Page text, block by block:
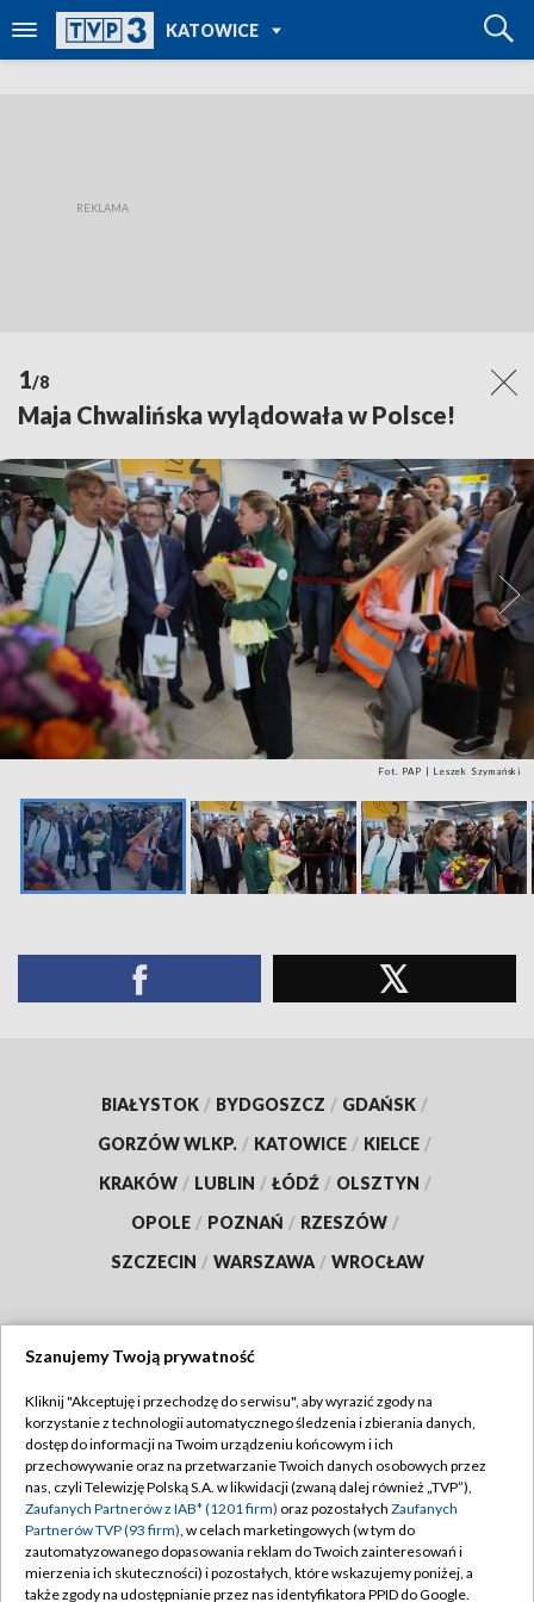
KATOWICE
TVP REGIONY
1/8
Maja Chwalińska wylądowała w Polsce!
Fot. PAP | Leszek Szymański
BIAŁYSTOK / BYDGOSZCZ / GDAŃSK /
GORZÓW WLKP. / KATOWICE / KIELCE /
KRAKÓW / LUBLIN / ŁÓDŹ / OLSZTYN /
OPOLE / POZNAŃ / RZESZÓW /
SZCZECIN / WARSZAWA / WROCŁAW
TVP
Abonament TVP
Emisja w TVP
Centrum informacji TVP
Naziemna Telewizja Cyfrowa
Regulamin TVP
Polityka prywatności
Moje zgody
Pomoc
Szanujemy Twoją prywatność
Kliknij "Akceptuję i przechodzę do serwisu", aby wyrazić zgody na
korzystanie z technologii automatycznego śledzenia i zbierania danych,
dostęp do informacji na Twoim urządzeniu końcowym i ich
przechowywanie oraz na przetwarzanie Twoich danych osobowych przez
nas, czyli Telewizję Polską S.A. w likwidacji (zwaną dalej również „TVP”),
Zaufanych Partnerów z IAB* (1201 firm) oraz pozostałych Zaufanych
Partnerów TVP (93 firm), w celach marketingowych (w tym do
zautomatyzowanego dopasowania reklam do Twoich zainteresowań i
mierzenia ich skuteczności) i pozostałych, które wskazujemy poniżej, a
także zgody na udostępnianie przez nas identyfikatora PPID do Google.